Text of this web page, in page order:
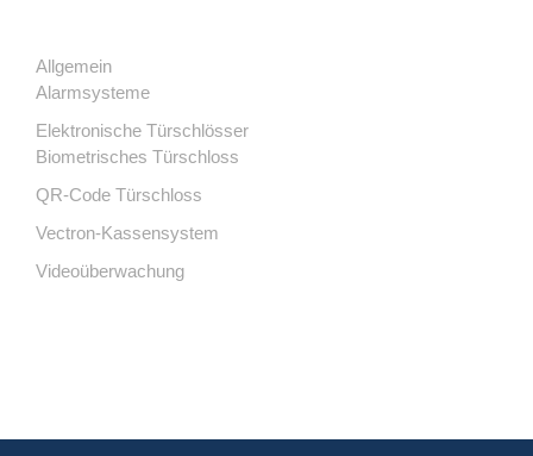
Allgemein
Alarmsysteme
Elektronische Türschlösser
Biometrisches Türschloss
QR-Code Türschloss
Vectron-Kassensystem
Videoüberwachung